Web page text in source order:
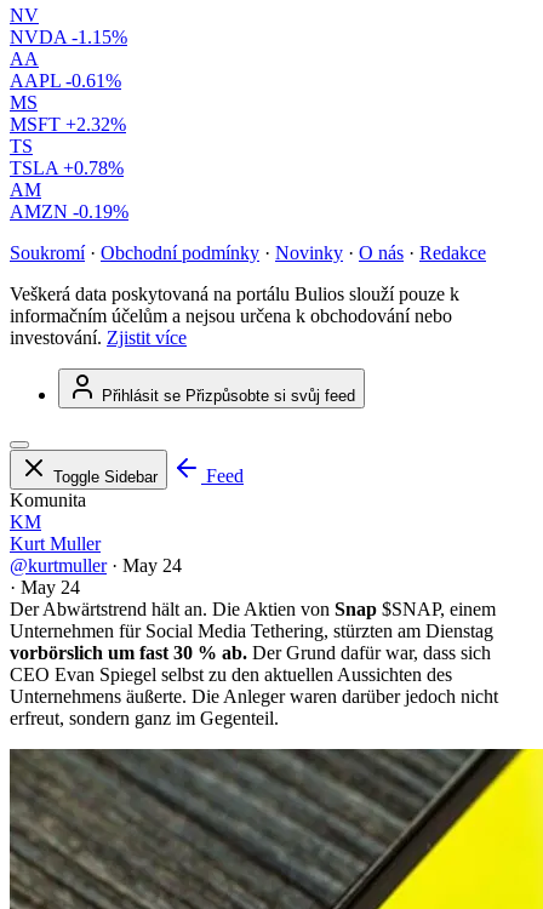
NV
NVDA -1.15%
AA
AAPL -0.61%
MS
MSFT +2.32%
TS
TSLA +0.78%
AM
AMZN -0.19%
Soukromí · Obchodní podmínky · Novinky · O nás · Redakce
Veškerá data poskytovaná na portálu Bulios slouží pouze k
informačním účelům a nejsou určena k obchodování nebo
investování. Zjistit více
Přihlásit se Přizpůsobte si svůj feed
Toggle Sidebar
Feed
Komunita
KM
Kurt Muller
@kurtmuller · May 24
· May 24
Der Abwärtstrend hält an. Die Aktien von Snap $SNAP, einem
Unternehmen für Social Media Tethering, stürzten am Dienstag
vorbörslich um fast 30 % ab. Der Grund dafür war, dass sich
CEO Evan Spiegel selbst zu den aktuellen Aussichten des
Unternehmens äußerte. Die Anleger waren darüber jedoch nicht
erfreut, sondern ganz im Gegenteil.